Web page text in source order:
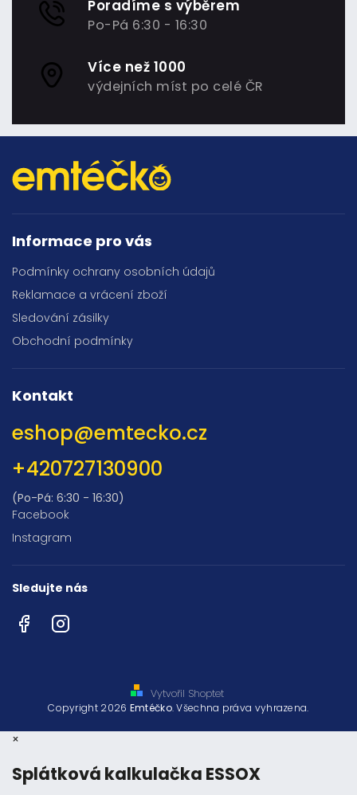
Poradíme s výběrem
Po-Pá 6:30 - 16:30
Více než 1000
výdejních míst po celé ČR
Informace pro vás
Podmínky ochrany osobních údajů
Reklamace a vrácení zboží
Sledování zásilky
Obchodní podmínky
Kontakt
eshop@emtecko.cz
+420727130900
(Po-Pá: 6:30 - 16:30)
Facebook
Instagram
Sledujte nás
FacebookInstagram
Vytvořil Shoptet
Copyright 2026 Emtéčko. Všechna práva vyhrazena.
×
Splátková kalkulačka ESSOX